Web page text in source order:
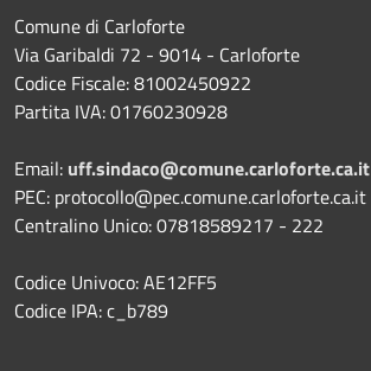
Comune di Carloforte
Via Garibaldi 72 - 9014 - Carloforte
Codice Fiscale: 81002450922
Partita IVA: 01760230928
Email: uff.sindaco@comune.carloforte.ca.it
PEC: protocollo@pec.comune.carloforte.ca.it
Centralino Unico: 07818589217 - 222
Codice Univoco: AE12FF5
Codice IPA: c_b789